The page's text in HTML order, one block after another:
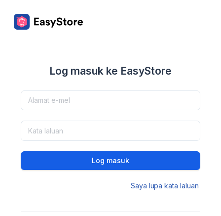
Log masuk ke EasyStore
Log masuk
Saya lupa kata laluan